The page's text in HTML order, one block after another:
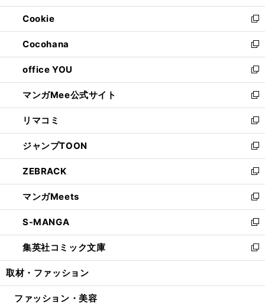
開
く
ウ
で
開
く
ン
ド
ウ
で
開
く
ウ
ィ
ン
ド
ウ
で
開
く
Cookie
新
し
い
ウ
ィ
ン
ド
ウ
で
開
く
Cocohana
新
し
い
ウ
ィ
ン
ド
ウ
で
開
く
office YOU
新
し
い
ウ
ィ
ン
ド
ウ
で
開
く
マンガMee公式サイト
新
し
い
ウ
ィ
ン
ド
ウ
で
開
く
リマコミ
新
し
い
ウ
ィ
ン
ド
ウ
で
開
く
ジャンプTOON
新
し
い
ウ
ィ
ン
ド
ウ
で
開
ZEBRACK
新
し
い
ウ
ィ
ン
ド
ウ
開
マンガMeets
新
し
い
ウ
ィ
ン
ウ
S-MANGA
新
し
い
ウ
ン
集英社コミック文庫
新
し
ウ
取材・ファッション
ファッション・美容